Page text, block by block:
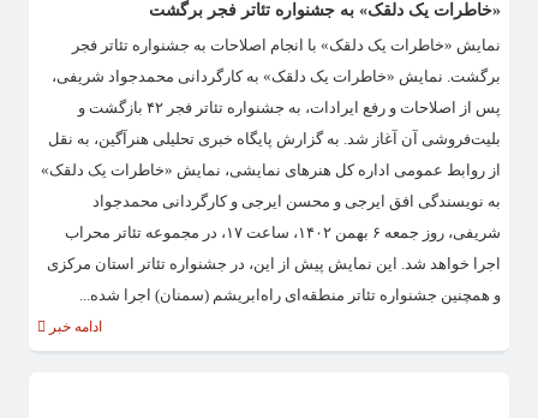
«خاطرات یک دلقک» به جشنواره تئاتر فجر برگشت
نمایش «خاطرات یک دلقک» با انجام اصلاحات به جشنواره تئاتر فجر
برگشت. نمایش «خاطرات یک دلقک» به کارگردانی محمدجواد شریفی،
پس از اصلاحات و رفع ایرادات، به جشنواره تئاتر فجر ۴۲ بازگشت و
بلیت‌فروشی آن آغاز شد. به گزارش پایگاه خبری تحلیلی هنرآگین، به نقل
از روابط عمومی اداره کل هنرهای نمایشی، نمایش «خاطرات یک دلقک»
به نویسندگی افق ایرجی و محسن ایرجی و کارگردانی محمدجواد
شریفی، روز جمعه ۶ بهمن ۱۴۰۲، ساعت ۱۷، در مجموعه تئاتر محراب
اجرا خواهد شد. این نمایش پیش از این، در جشنواره تئاتر استان مرکزی
و همچنین جشنواره تئاتر منطقه‌ای راه‌ابریشم (سمنان) اجرا شده...
ادامه خبر